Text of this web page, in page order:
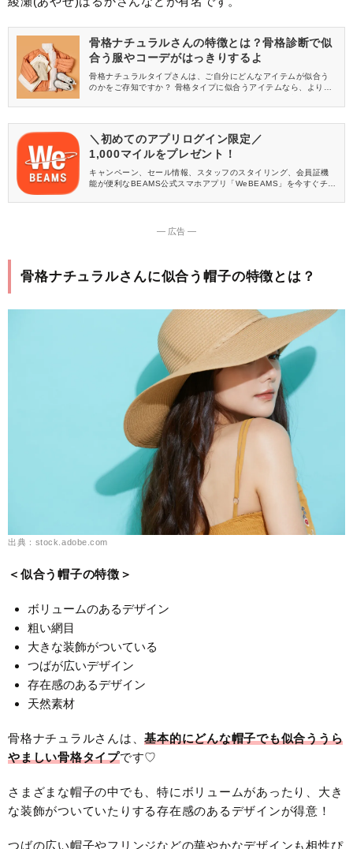
骨格ナチュラルさんの特徴とは？骨格診断で似
合う服やコーデがはっきりするよ
骨格ナチュラルタイプさんは、ご自分にどんなアイテムが似合う
のかをご存知ですか？ 骨格タイプに似合うアイテムなら、よりお
ルさんの特徴や、似合う洋服・ヘアスタイル・アクセサリーなど
＼初めてのアプリログイン限定／
1,000マイルをプレゼント！
キャンペーン、セール情報、スタッフのスタイリング、会員証機
能が便利なBEAMS公式スマホアプリ「WeBEAMS」を今すぐチェ
― 広告 ―
骨格ナチュラルさんに似合う帽子の特徴とは？
出典：stock.adobe.com
＜似合う帽子の特徴＞
ボリュームのあるデザイン
粗い網目
大きな装飾がついている
つばが広いデザイン
存在感のあるデザイン
天然素材
骨格ナチュラルさんは、基本的にどんな帽子でも似合ううら
やましい骨格タイプです♡
さまざまな帽子の中でも、特にボリュームがあったり、大き
な装飾がついていたりする存在感のあるデザインが得意！
つばの広い帽子やフリンジなどの華やかなデザインも相性ぴ